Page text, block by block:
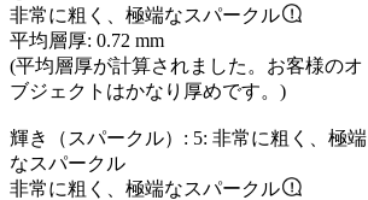
非常に粗く、極端なスパークル
平均層厚: 0.72 mm
(平均層厚が計算されました。お客様のオ
ブジェクトはかなり厚めです。)
輝き（スパークル）: 5: 非常に粗く、極端
なスパークル
非常に粗く、極端なスパークル